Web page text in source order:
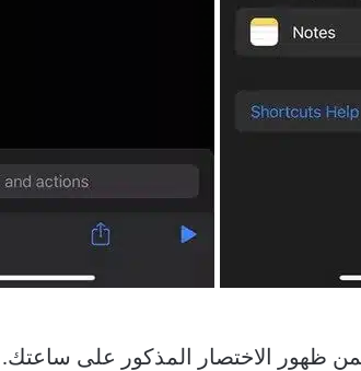
ظهور الاختصار المذكور على ساعتك.